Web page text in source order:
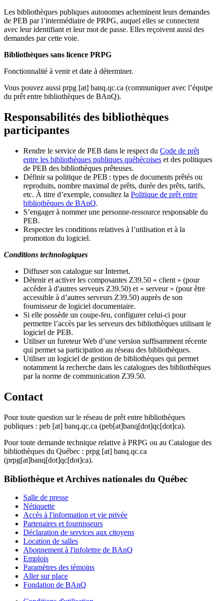
Les bibliothèques publiques autonomes acheminent leurs demandes
de PEB par l’intermédiaire de PRPG, auquel elles se connectent
avec leur identifiant et leur mot de passe. Elles reçoivent aussi des
demandes par cette voie.
Bibliothèques sans licence PRPG
Fonctionnalité à venir et date à déterminer.
Vous pouvez aussi prpg [at] banq.qc.ca (communiquer avec l’équipe
du prêt entre bibliothèques de BAnQ).
Responsabilités des bibliothèques
participantes
Rendre le service de PEB dans le respect du Code de prêt
entre les bibliothèques publiques québécoises et des politiques
de PEB des bibliothèques prêteuses.
Définir sa politique de PEB : types de documents prêtés ou
reproduits, nombre maximal de prêts, durée des prêts, tarifs,
etc. À titre d’exemple, consultez la Politique de prêt entre
bibliothèques de BAnQ.
S’engager à nommer une personne-ressource responsable du
PEB.
Respecter les conditions relatives à l’utilisation et à la
promotion du logiciel.
Conditions technologiques
Diffuser son catalogue sur Internet.
Détenir et activer les composantes Z39.50 « client » (pour
accéder à d'autres serveurs Z39.50) et « serveur » (pour être
accessible à d’autres serveurs Z39.50) auprès de son
fournisseur de logiciel documentaire.
Si elle possède un coupe-feu, configurer celui-ci pour
permettre l’accès par les serveurs des bibliothèques utilisant le
logiciel de PEB.
Utiliser un fureteur Web d’une version suffisamment récente
qui permet sa participation au réseau des bibliothèques.
Utiliser un logiciel de gestion de bibliothèques qui permet
notamment la recherche dans les catalogues des bibliothèques
par la norme de communication Z39.50.
Contact
Pour toute question sur le réseau de prêt entre bibliothèques
publiques : peb [at] banq.qc.ca (peb[at]banq[dot]qc[dot]ca).
Pour toute demande technique relative à PRPG ou au Catalogue des
bibliothèques du Québec : prpg [at] banq.qc.ca
(prpg[at]banq[dot]qc[dot]ca).
Bibliothèque et Archives nationales du Québec
Salle de presse
Nétiquette
Accès à l'information et vie privée
Partenaires et fournisseurs
Déclaration de services aux citoyens
Location de salles
Abonnement à l'infolettre de BAnQ
Emplois
Paramètres des témoins
Aller sur place
Fondation de BAnQ